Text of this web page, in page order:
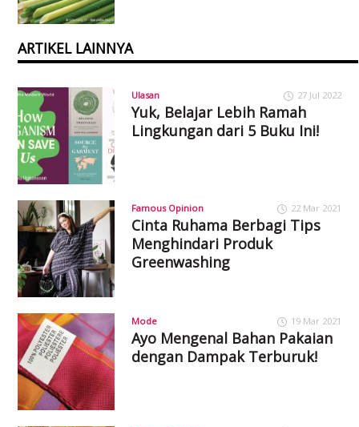
ARTIKEL LAINNYA
Ulasan 27 Jul 2022
Yuk, Belajar Lebih Ramah
Lingkungan dari 5 Buku Ini!
Famous Opinion 22 Mar 2021
Cinta Ruhama Berbagi Tips
Menghindari Produk
Greenwashing
Mode 19 Mar 2021
Ayo Mengenal Bahan Pakaian
dengan Dampak Terburuk!